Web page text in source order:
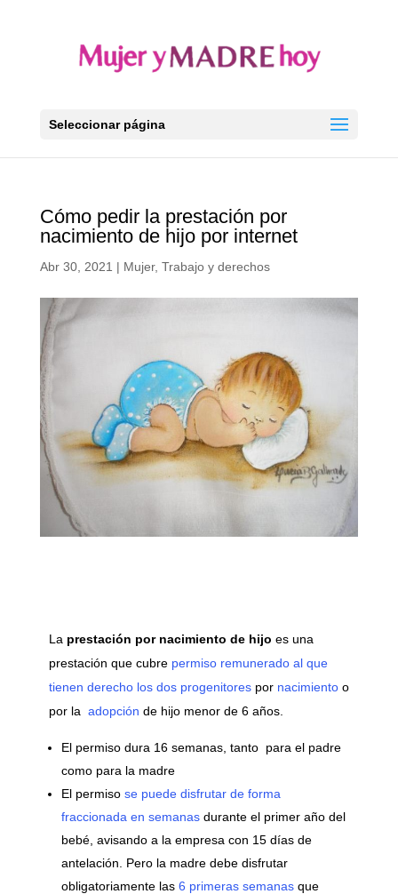
Seleccionar página
Cómo pedir la prestación por
nacimiento de hijo por internet
Abr 30, 2021 | Mujer, Trabajo y derechos
La prestación por nacimiento de hijo es una
prestación que cubre permiso remunerado al que
tienen derecho los dos progenitores por nacimientoo
por la adopción de hijo menor de 6 años.
El permiso dura 16 semanas, tanto para el padre
como para la madre
El permiso se puede disfrutar de forma
fraccionada en semanasdurante el primer año del
bebé, avisando a la empresa con 15 días de
antelación. Pero la madre debe disfrutar
obligatoriamente las6 primeras semanasque